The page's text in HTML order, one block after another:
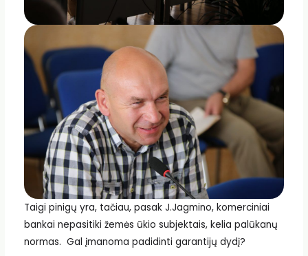
Taigi pinigų yra, tačiau, pasak J.Jagmino, komerciniai
bankai nepasitiki žemės ūkio subjektais, kelia palūkanų
normas. Gal įmanoma padidinti garantijų dydį?